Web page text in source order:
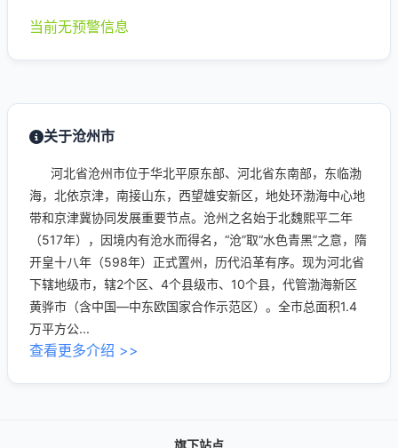
当前无预警信息
关于沧州市
河北省沧州市位于华北平原东部、河北省东南部，东临渤
海，北依京津，南接山东，西望雄安新区，地处环渤海中心地
带和京津冀协同发展重要节点。沧州之名始于北魏熙平二年
（517年），因境内有沧水而得名，“沧”取“水色青黑”之意，隋
开皇十八年（598年）正式置州，历代沿革有序。现为河北省
下辖地级市，辖2个区、4个县级市、10个县，代管渤海新区
黄骅市（含中国—中东欧国家合作示范区）。全市总面积1.4
万平方公...
查看更多介绍 >>
旗下站点